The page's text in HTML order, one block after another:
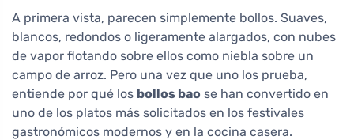
A primera vista, parecen simplemente bollos. Suaves,
blancos, redondos o ligeramente alargados, con nubes
de vapor flotando sobre ellos como niebla sobre un
campo de arroz. Pero una vez que uno los prueba,
entiende por qué los bollos bao se han convertido en
uno de los platos más solicitados en los festivales
gastronómicos modernos y en la cocina casera.